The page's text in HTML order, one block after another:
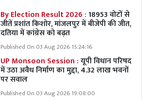
By Election Result 2026 :18953 वोटों से
जीतें प्रशांत किशोर, मांजलपुर में बीजेपी की जीत,
दतिया में कांग्रेस को बढ़त
Published On 03 Aug 2026 15:24:16
UP Monsoon Session :यूपी विधान परिषद
में उठा अवैध निर्माण का मुद्दा, 4.32 लाख भवनों
पर सवाल
Published On 03 Aug 2026 19:08:00